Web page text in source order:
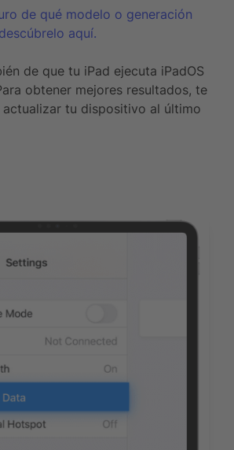
de qué modelo o generación
aquí.
de que tu iPad ejecuta iPadOS
obtener mejores resultados, te
actualizar tu dispositivo al último